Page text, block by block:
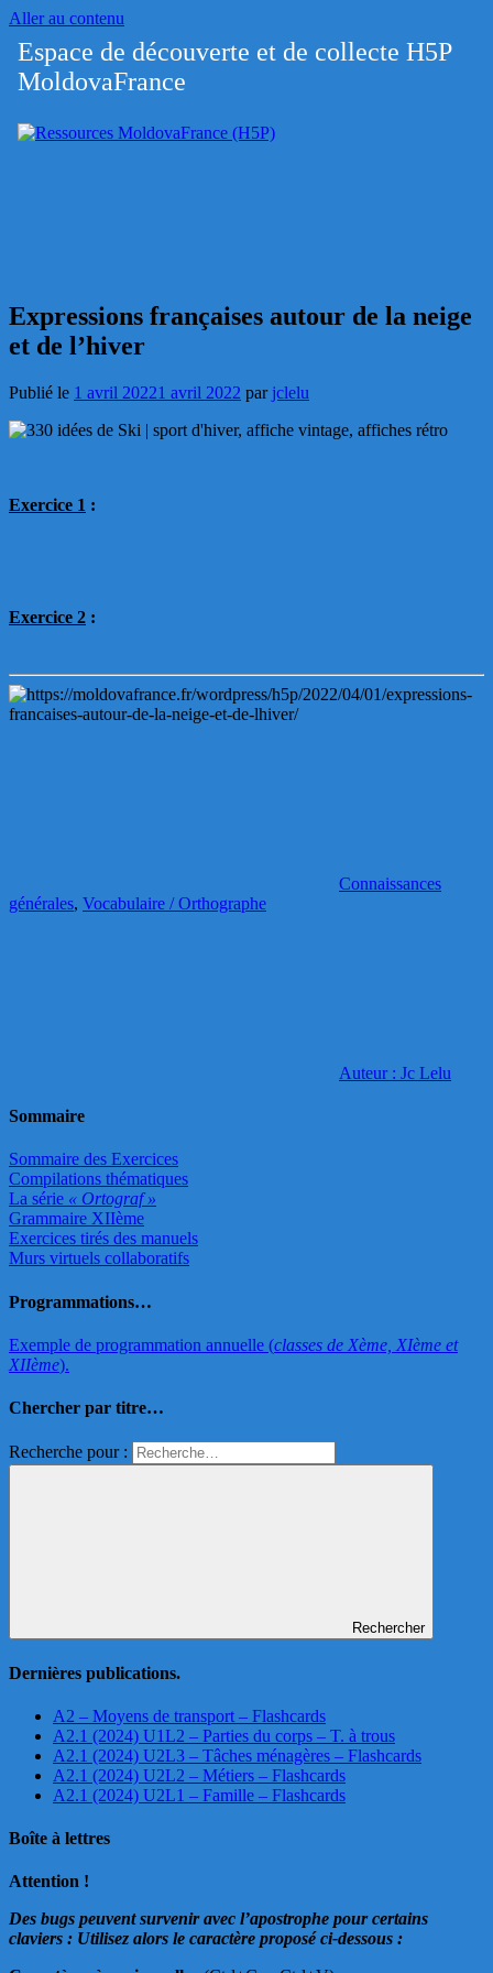
Aller au contenu
Ressources
MoldovaFrance
Espace de découverte et de collecte H5P
MoldovaFrance
Expressions françaises autour de la neige
et de l’hiver
Publié le 1 avril 20221 avril 2022 par jclelu
Exercice 1 :
Exercice 2 :
Connaissances
générales, Vocabulaire / Orthographe
Auteur : Jc Lelu
Sommaire
Sommaire des Exercices
Compilations thématiques
La série « Ortograf »
Grammaire XIIème
Exercices tirés des manuels
Murs virtuels collaboratifs
Programmations…
Exemple de programmation annuelle (classes de Xème, XIème et
XIIème).
Chercher par titre…
Recherche pour :
Rechercher
Dernières publications.
A2 – Moyens de transport – Flashcards
A2.1 (2024) U1L2 – Parties du corps – T. à trous
A2.1 (2024) U2L3 – Tâches ménagères – Flashcards
A2.1 (2024) U2L2 – Métiers – Flashcards
A2.1 (2024) U2L1 – Famille – Flashcards
Boîte à lettres
Attention !
Des bugs peuvent survenir avec l’apostrophe pour certains
claviers : Utilisez alors le caractère proposé ci-dessous :